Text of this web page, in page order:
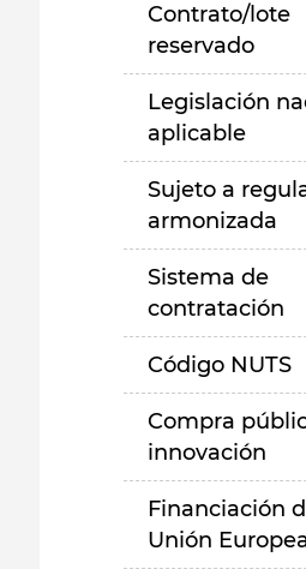
Contrato/lote
reservado
Legislación
aplicable
Sujeto a
armonizada
Sistema de
contratación
Código NUTS
Compra
innovación
Financiación
Unión